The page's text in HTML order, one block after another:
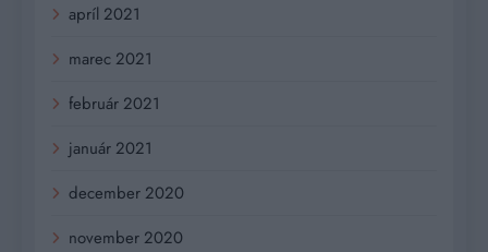
apríl 2021
marec 2021
február 2021
január 2021
december 2020
november 2020